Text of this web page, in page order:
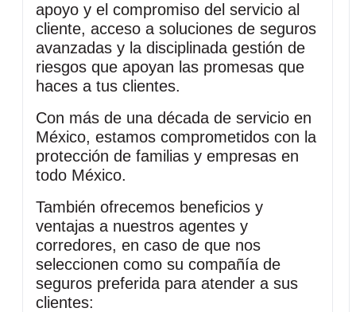
apoyo y el compromiso del servicio al
cliente, acceso a soluciones de seguros
avanzadas y la disciplinada gestión de
riesgos que apoyan las promesas que
haces a tus clientes.
Con más de una década de servicio en
México, estamos comprometidos con la
protección de familias y empresas en
todo México.
También ofrecemos beneficios y
ventajas a nuestros agentes y
corredores, en caso de que nos
seleccionen como su compañía de
seguros preferida para atender a sus
clientes: